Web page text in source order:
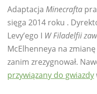
Adaptacja Minecrafta
sięga 2014 roku .
Levy’ego I W Filadelfii
McElhenneya na
zanim zrezygnował.
przywiązany do gwiazdy